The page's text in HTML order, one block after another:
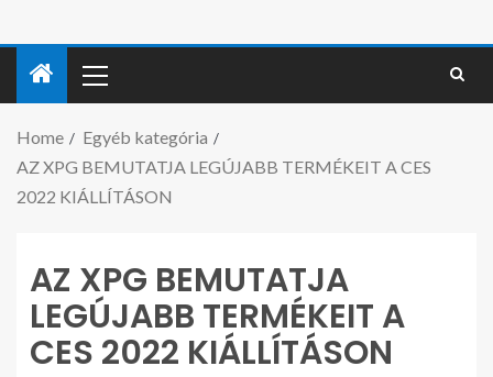
Home
Egyéb kategória
AZ XPG BEMUTATJA LEGÚJABB TERMÉKEIT A CES
2022 KIÁLLÍTÁSON
AZ XPG BEMUTATJA
LEGÚJABB TERMÉKEIT A
CES 2022 KIÁLLÍTÁSON